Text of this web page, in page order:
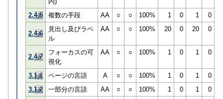
2.4.5 複数の手段 AA ○ ○ 100% 1 0 1 0
2.4.6
見出し及びラベ
ル
AA ○ ○ 100% 20 0 20 0
2.4.7
フォーカスの可
視化
AA ○ ○ 100% 1 0 1 0
3.1.1 ページの言語 A ○ ○ 100% 1 0 1
0
3.1.2
一部分の言語 AA ○ ○ 100% 1 0 1
0